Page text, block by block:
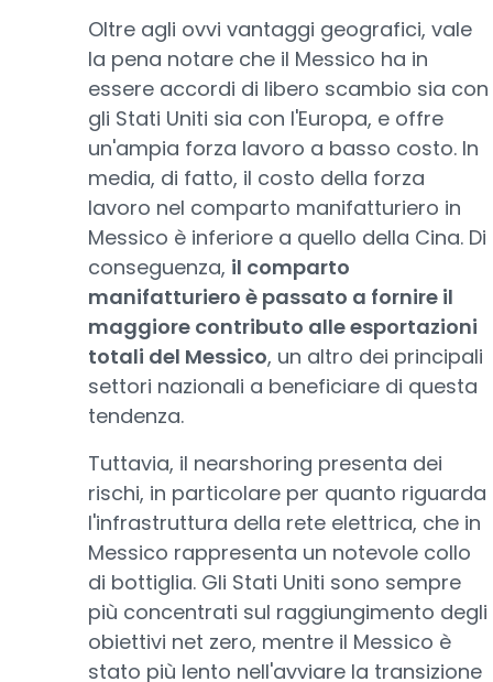
Oltre agli ovvi vantaggi geografici, vale
la pena notare che il Messico ha in
essere accordi di libero scambio sia con
gli Stati Uniti sia con l'Europa, e offre
un'ampia forza lavoro a basso costo. In
media, di fatto, il costo della forza
lavoro nel comparto manifatturiero in
Messico è inferiore a quello della Cina. Di
conseguenza, il comparto
manifatturiero è passato a fornire il
maggiore contributo alle esportazioni
totali del Messico, un altro dei principali
settori nazionali a beneficiare di questa
tendenza.
Tuttavia, il nearshoring presenta dei
rischi, in particolare per quanto riguarda
l'infrastruttura della rete elettrica, che in
Messico rappresenta un notevole collo
di bottiglia. Gli Stati Uniti sono sempre
più concentrati sul raggiungimento degli
obiettivi net zero, mentre il Messico è
stato più lento nell'avviare la transizione